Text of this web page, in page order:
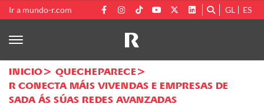
Ir a mundo-r.com GL ES
INICIO
QUECHEPARECE
R CONECTA MÁIS VIVENDAS E EMPRESAS DE
SADA ÁS SÚAS REDES AVANZADAS